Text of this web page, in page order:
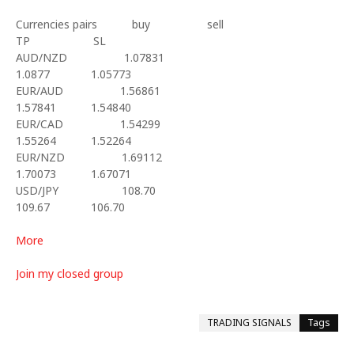
Currencies pairs buy
sell
TP
SL
AUD/NZD
1.07831
1.0877
1.05773
EUR/AUD
1.56861
1.57841
1.54840
EUR/CAD
1.54299
1.55264
1.52264
EUR/NZD
1.69112
1.70073
1.67071
USD/JPY
108.70
109.67
106.70
More
Join my closed group
Tags
TRADING SIGNALS